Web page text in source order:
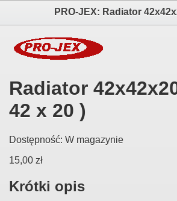
Radiator
42 x 20 )
Dostępność: W magazynie
15,00 zł
Krótki opis